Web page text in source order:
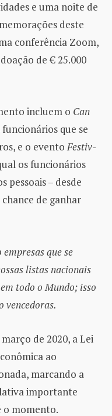
e uma noite de
deste
conferência Zoom,
de € 25.000
incluem o Can
que se
e o eventoFestiv-
os funcionários
pessoais – desde
de ganhar
que se
listas nacionais
todo o Mundo; isso
vencedoras.
março de 2020, a Lei
ao
marcando a
importante
o momento.